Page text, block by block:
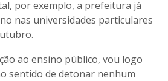
por exemplo, a prefeitura já
nas universidades particulares
ao ensino público, vou logo
sentido de detonar nenhum